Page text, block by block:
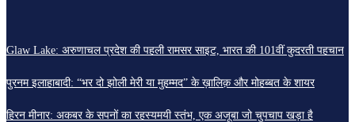
Glaw Lake: अरुणाचल प्रदेश की पहली रामसर साइट, भारत की 101वीं कुदरती पहचान
पुरनम इलाहाबादी: “भर दो झोली मेरी या मुहम्मद” के ख़ालिक़ और मोहब्बत के शायर
हिरन मीनार: अकबर के सपनों का रहस्यमयी स्तंभ, एक अजूबा जो चुपचाप खड़ा है